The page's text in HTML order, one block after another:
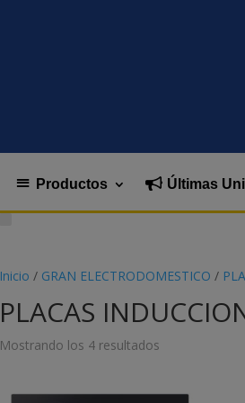
Productos Últimas
Inicio / GRAN ELECTRODOMESTICO /
PLACAS
Mostrando los 4 resultados